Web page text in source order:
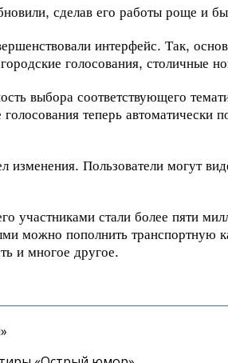
сделав его работы роще и
интерфейс. Так,
голосования, столичные
выбора соответствующего
теперь автоматически
Пользователи могут
участниками стали более пяти
можно пополнить транспортную
и многое другое.